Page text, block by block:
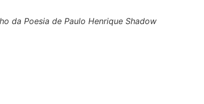
da Poesia de Paulo Henrique Shadow